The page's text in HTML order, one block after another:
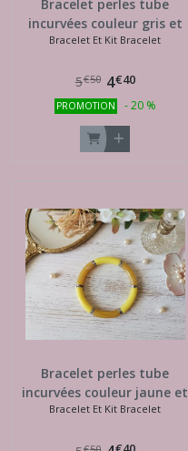
Bracelet perles tube
incurvées couleur gris et
blanc
Bracelet Et Kit Bracelet
5€50 4€40
PROMOTION -20 %
Bracelet perles tube
incurvées couleur jaune et
moutarde
Bracelet Et Kit Bracelet